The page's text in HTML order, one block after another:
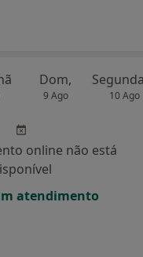
Dom,
9 Ago 10 Ago
online não está
atendimento